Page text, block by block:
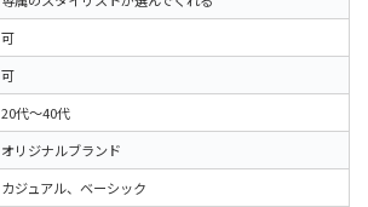
可
可
20代〜40代
オリジナルブランド
カジュアル、ベーシック